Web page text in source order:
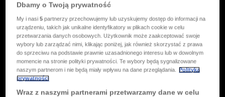
Dbamy o Twoją prywatność
My i nasi5 partnerzy przechowujemy lub uzyskujemy dostęp do informacji na
urządzeniu, takich jak unikalne identyfikatory w plikach cookie w celu
przetwarzania danych osobowych. Użytkownik może zaakceptować swoje
wybory lub zarządzać nimi, klikając poniżej, jak również skorzystać z prawa
do sprzeciwu na podstawie prawnie uzasadnionego interesu lub w dowolnym
momencie na stronie polityki prywatności. Te wybory będą sygnalizowane
naszym partnerom i nie będą miały wpływu na dane przeglądania.
Polityka
prywatności
Wraz z naszymi partnerami przetwarzamy dane w celu